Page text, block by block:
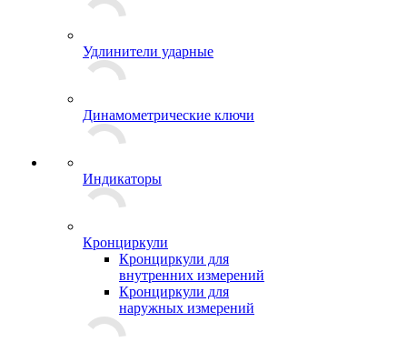
Удлинители ударные
Динамометрические ключи
Индикаторы
Кронциркули
Кронциркули для
внутренних измерений
Кронциркули для
наружных измерений